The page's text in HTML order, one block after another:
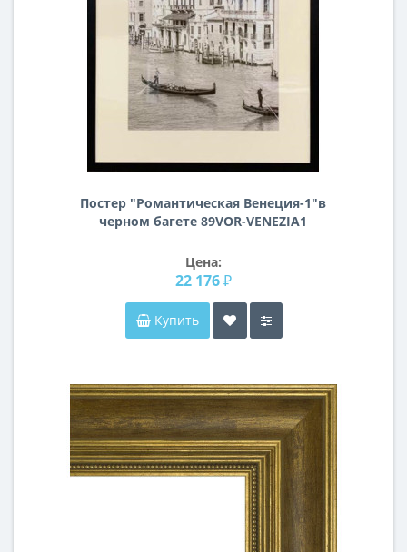
Постер "Романтическая Венеция-1"в
черном багете 89VOR-VENEZIA1
Цена:
22 176 ₽
Купить